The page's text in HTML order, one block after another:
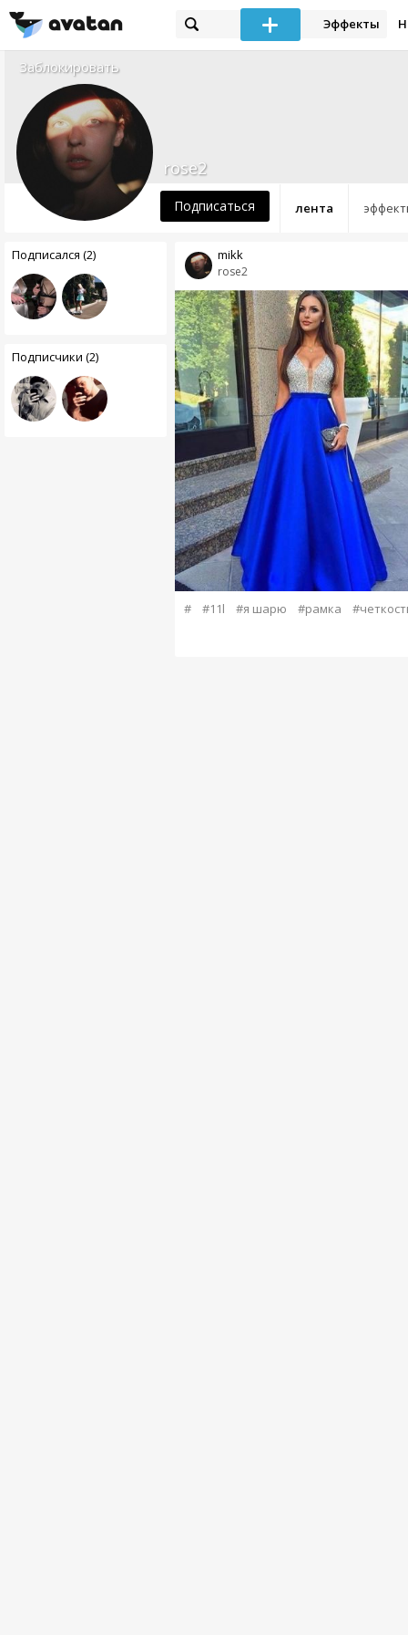
Эффекты
Заблокировать
лента
rose2
Подписаться
Подписался (2)
Подписчики (2)
rose2
mikk
# #11l #я шарю #рамка